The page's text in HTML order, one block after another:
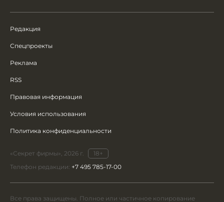
Редакция
Спецпроекты
Реклама
RSS
Правовая информация
Условия использования
Политика конфиденциальности
«Секрет фирмы», 2026 г.
18+
Телефон редакции: +7 495 785-17-00
Все права защищены. Полное или частичное копирование